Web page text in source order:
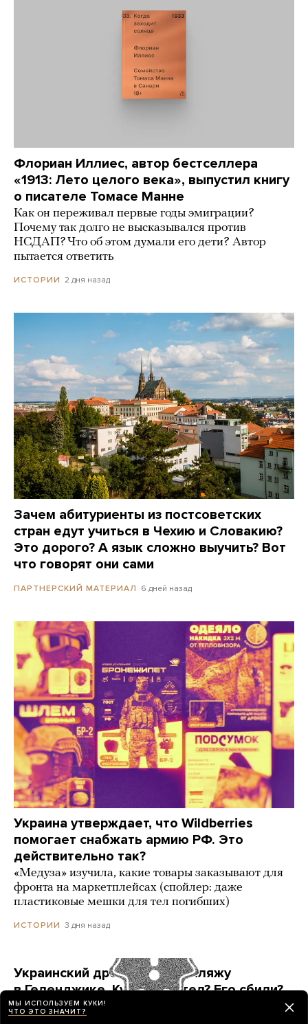
Флориан Иллиес, автор бестселлера
«1913: Лето целого века», выпустил книгу
о писателе Томасе Манне
Как он переживал первые годы эмиграции?
Почему так долго не высказывался против
НСДАП? Что об этом думали его дети? Автор
пытается ответить
ИСТОРИИ 2 дня назад
Зачем абитуриенты из постсоветских
стран едут учиться в Чехию и Словакию?
Это дорого? А язык сложно выучить? Вот
что говорят они сами
ПАРТНЕРСКИЙ МАТЕРИАЛ 6 дней назад
Украина утверждает, что Wildberries
помогает снабжать армию РФ. Это
действительно так?
«Медуза» изучила, какие товары заказывают для
фронта на маркетплейсах (спойлер: даже
пластиковые мешки для тел погибших)
ИСТОРИИ 3 дня назад
Украинский дрон попал по пляжу
в Геленджике. Куда он летел? Его сбили?
Точных ответов нет. Но недалеко от места
МЫ ИСПОЛЬЗУЕМ КУКИ!
ЧТО ЭТО ЗНАЧИТ?